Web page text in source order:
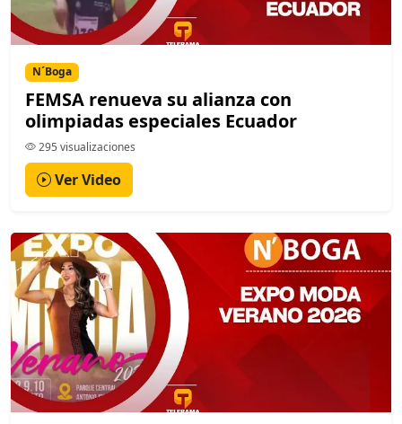
N´Boga
FEMSA renueva su alianza con
olimpiadas especiales Ecuador
295 visualizaciones
Ver Video